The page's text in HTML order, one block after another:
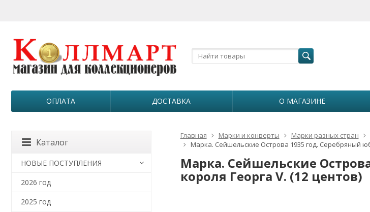
ОПЛАТА ДОСТАВКА О МАГАЗИНЕ
Главная Марки и конверты Марки разных стран
Марка. Сейшельские Острова 1935 год. Серебряный
Марка. Сейшельские
короля Георга V. (12 центов)
Каталог
НОВЫЕ ПОСТУПЛЕНИЯ
2026 год
2025 год